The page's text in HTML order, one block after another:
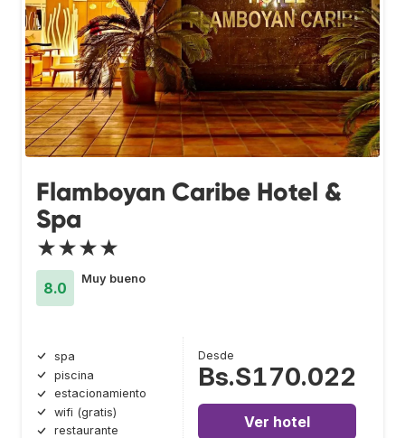
Flamboyan Caribe Hotel &
Spa
★★★★
8.0
Muy bueno
spa
piscina
estacionamiento
wifi (gratis)
restaurante
Desde
Bs.S170.022
Ver hotel